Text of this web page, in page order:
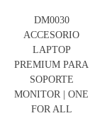
DM0030
ACCESORIO
LAPTOP
PREMIUM PARA
SOPORTE
MONITOR | ONE
FOR ALL